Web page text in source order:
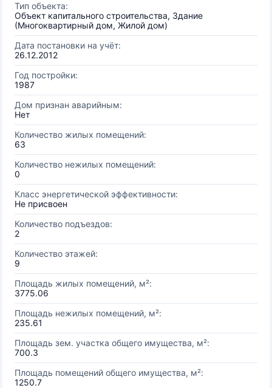
Тип объекта:
Объект капитального строительства, Здание
(Многоквартирный дом, Жилой дом)
Дата постановки на учёт:
26.12.2012
Год постройки:
1987
Дом признан аварийным:
Нет
Количество жилых помещений:
63
Количество нежилых помещений:
0
Класс энергетической эффективности:
Не присвоен
Количество подъездов:
2
Количество этажей:
9
Площадь жилых помещений, м²:
3775.06
Площадь нежилых помещений, м²:
235.61
Площадь зем. участка общего имущества, м²:
700.3
Площадь помещений общего имущества, м²:
1250.7